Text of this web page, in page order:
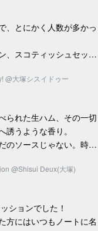
、とにかく人数が多かっ
、スコティッシュセッシ
プンマイク...大ボリュー
@大塚シスイドゥー
られた生ハム、その一切
誘うような香り。
のソースじゃない。時間
に「愛」の結晶。
う。外はパ...
@Shisui Deux(大塚)
ションでした！
方にはいつもノートに名